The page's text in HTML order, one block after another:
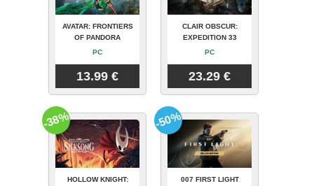
AVATAR: FRONTIERS
OF PANDORA
PC
13.99 €
CLAIR OBSCUR:
EXPEDITION 33
PC
23.29 €
HOLLOW KNIGHT:
-38%
007 FIRST LIGHT
-50%